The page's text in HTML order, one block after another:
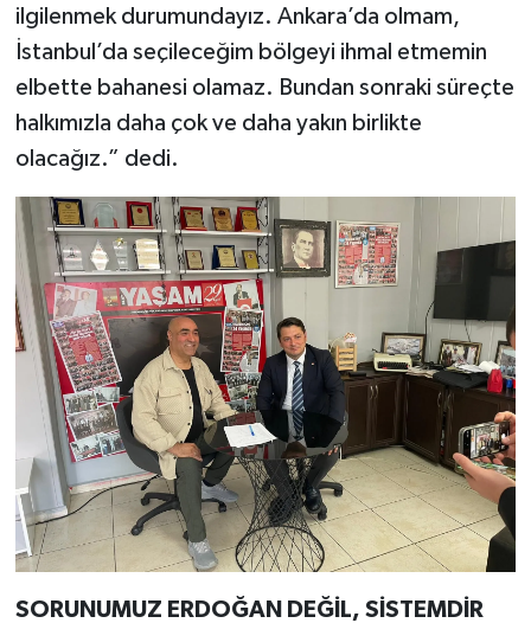
ilgilenmek durumundayız. Ankara’da olmam,
İstanbul’da seçileceğim bölgeyi ihmal etmemin
elbette bahanesi olamaz. Bundan sonraki süreçte
halkımızla daha çok ve daha yakın birlikte
olacağız.” dedi.
SORUNUMUZ ERDOĞAN DEĞİL, SİSTEMDİR